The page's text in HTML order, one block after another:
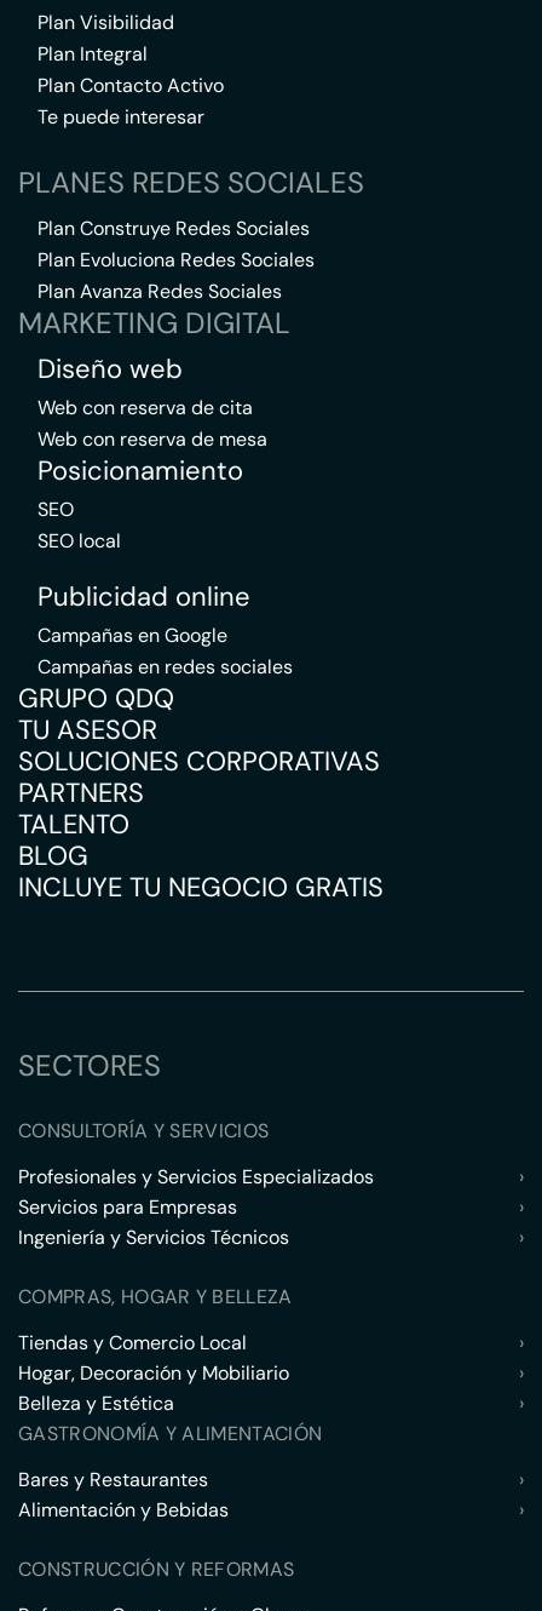
Plan Visibilidad
Plan Integral
Plan Contacto Activo
Te puede interesar
PLANES REDES SOCIALES
Plan Construye Redes Sociales
Plan Evoluciona Redes Sociales
Plan Avanza Redes Sociales
MARKETING DIGITAL
Diseño web
Web con reserva de cita
Web con reserva de mesa
Posicionamiento
SEO
SEO local
Publicidad online
Campañas en Google
Campañas en redes sociales
GRUPO QDQ
TU ASESOR
SOLUCIONES CORPORATIVAS
PARTNERS
TALENTO
BLOG
INCLUYE TU NEGOCIO GRATIS
SECTORES
CONSULTORÍA Y SERVICIOS
Profesionales y Servicios Especializados
›
Servicios para Empresas
›
Ingeniería y Servicios Técnicos
›
COMPRAS, HOGAR Y BELLEZA
Tiendas y Comercio Local
›
Hogar, Decoración y Mobiliario
›
Belleza y Estética
›
GASTRONOMÍA Y ALIMENTACIÓN
Bares y Restaurantes
›
Alimentación y Bebidas
›
CONSTRUCCIÓN Y REFORMAS